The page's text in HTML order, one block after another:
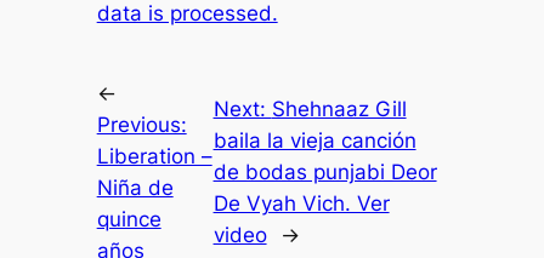
data is processed.
←
Previous:
Liberation –
Niña de
quince
años
Next: Shehnaaz Gill
baila la vieja canción
de bodas punjabi Deor
De Vyah Vich. Ver
video
→